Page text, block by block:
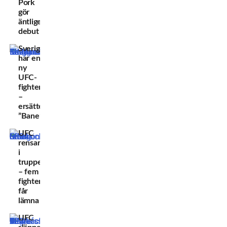
Pork
gör
äntligen
debut
Sverige
har en
ny
UFC-
fighter
–
ersätter
”Bane”
UFC
rensar
i
truppen
– fem
fighters
får
lämna
UFC